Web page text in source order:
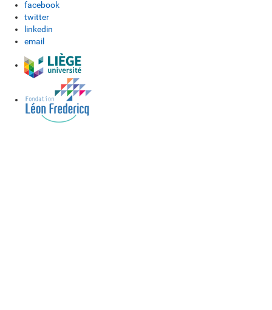
facebook
twitter
linkedin
email